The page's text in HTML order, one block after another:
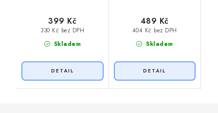
Skladem
330 Kč bez DPH
399 Kč
Skladem
404 Kč bez DPH
489 Kč